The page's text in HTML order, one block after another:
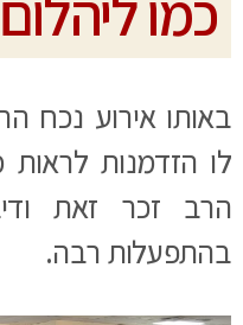
באותו אירוע נכח
לו הזדמנות
הרב זכר זאת
בהתפעלות רבה.